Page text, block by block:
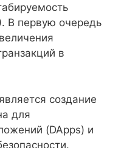
В первую очередь
в
создание
для
(DApps) и